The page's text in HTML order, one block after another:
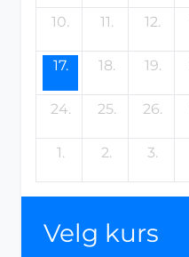
10. 11. 12.
17. 18. 19.
24. 25. 26.
1. 2. 3.
Velg kurs